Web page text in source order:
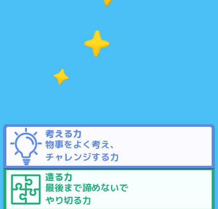
考える力
物事をよく考え、
チャレンジする力
造る力
最後まで諦めないで
やり切る力